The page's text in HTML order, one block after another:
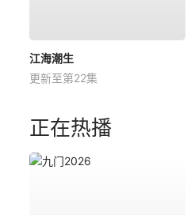
江海潮生
更新至第22集
正在热播